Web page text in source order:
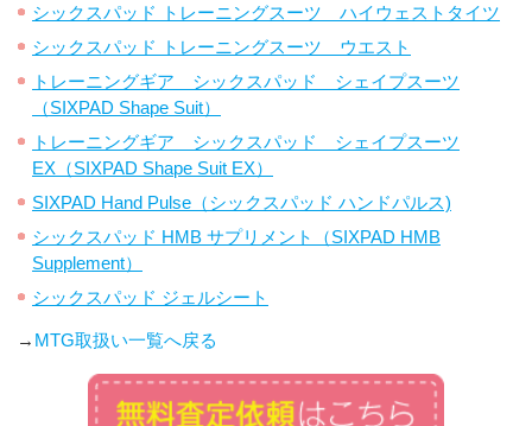
シックスパッド トレーニングスーツ ハイウェストタイツ
シックスパッド トレーニングスーツ ウエスト
トレーニングギア シックスパッド シェイプスーツ
（SIXPAD Shape Suit）
トレーニングギア シックスパッド シェイプスーツ
EX（SIXPAD Shape Suit EX）
SIXPAD Hand Pulse（シックスパッド ハンドパルス)
シックスパッド HMB サプリメント（SIXPAD HMB
Supplement）
シックスパッド ジェルシート
→ MTG取扱い一覧へ戻る